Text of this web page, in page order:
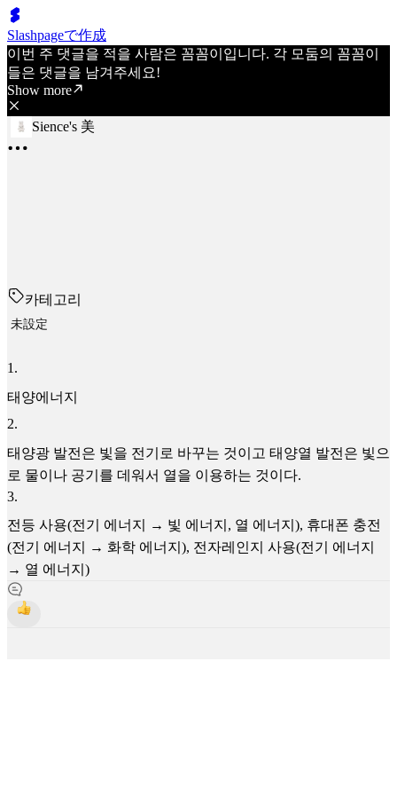
Slashpageで作成
이번 주 댓글을 적을 사람은 꼼꼼이입니다. 각 모둠의 꼼꼼이
들은 댓글을 남겨주세요!
Show more
Sience's 美
카테고리
未設定
1 .
태양에너지
2.
태양광 발전은 빛을 전기로 바꾸는 것이고 태양열 발전은 빛으
로 물이나 공기를 데워서 열을 이용하는 것이다.
3.
전등 사용(전기 에너지 → 빛 에너지, 열 에너지), 휴대폰 충전
(전기 에너지 → 화학 에너지), 전자레인지 사용(전기 에너지
→ 열 에너지)